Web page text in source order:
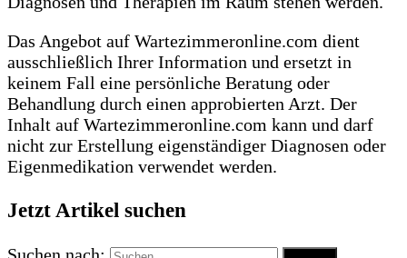
Das Angebot auf Wartezimmeronline.com dient
ausschließlich Ihrer Information und ersetzt in
keinem Fall eine persönliche Beratung oder
Behandlung durch einen approbierten Arzt. Der
Inhalt auf Wartezimmeronline.com kann und darf
nicht zur Erstellung eigenständiger Diagnosen oder
Eigenmedikation verwendet werden.
Jetzt Artikel suchen
Suchen nach: